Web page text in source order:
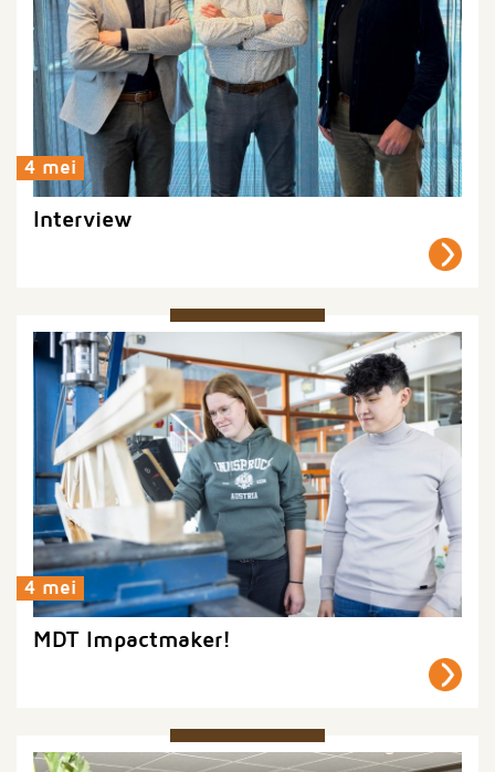
4 mei
Interview
4 mei
MDT Impactmaker!